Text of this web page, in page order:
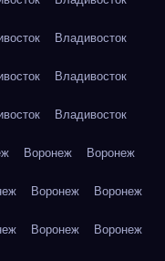
Владивосток
Владивосток
Владивосток
Воронеж Воронеж
Воронеж Воронеж
Воронеж Воронеж